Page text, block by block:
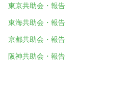
東京共助会・報告
東海共助会・報告
京都共助会・報告
阪神共助会・報告